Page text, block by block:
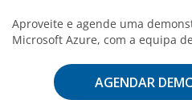
Aproveite e agende uma
Microsoft Azure, com a equipa
AGENDAR